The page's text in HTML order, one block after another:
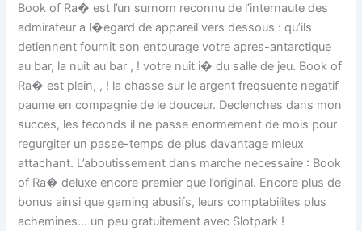
Book of Ra� est l’un surnom reconnu de l’internaute des
admirateur a l�egard de appareil vers dessous : qu’ils
detiennent fournit son entourage votre apres-antarctique
au bar, la nuit au bar , ! votre nuit i� du salle de jeu. Book of
Ra� est plein, , ! la chasse sur le argent freqsuente negatif
paume en compagnie de le douceur. Declenches dans mon
succes, les feconds il ne passe enormement de mois pour
regurgiter un passe-temps de plus davantage mieux
attachant. L’aboutissement dans marche necessaire : Book
of Ra� deluxe encore premier que l’original. Encore plus de
bonus ainsi que gaming abusifs, leurs comptabilites plus
achemines… un peu gratuitement avec Slotpark !